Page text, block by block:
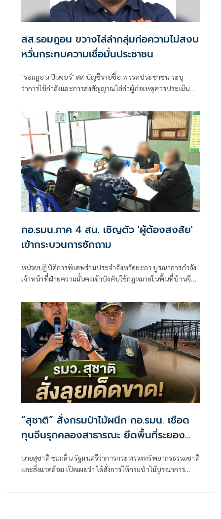
สส.รอมฎอน ขวางไล่ล่ากลุ่มก่อความไม่สงบ
หวั่นกระทบความเชื่อมั่นประชาชน
"รอมฎอน ปันจอร์" สส.บัญชีรายชื่อ พรรคประชาชน ระบุ
ว่าการใช้กำลังและการส่งสัญญาณไล่ล่าผู้ก่อเหตุควรประเมิน
กอ.รมน.ภาค 4 สน. เชิญตัว 'ผู้ต้องสงสัย'
เข้ากระบวนการซักถาม
หน่วยปฏิบัติการพิเศษร่วมประจำจังหวัดยะลา บูรณาการกำลัง
เจ้าหน้าที่ฝ่ายความมั่นคงเข้าบังคับใช้กฎหมายในพื้นที่บ้านจือ
“สุชาติ” สั่งกรมป่าไม้ผนึก กอ.รมน. เชือด
ทุนจีนรุกคลองสาธารณะ ยึดพื้นที่ระยอง
กว่า 4 ไร่ ฟันคดีถึงที่สุด
นายสุชาติ ชมกลิ่น รัฐมนตรีว่าการกระทรวงทรัพยากรธรรมชาติ
และสิ่งแวดล้อม เปิดเผยว่า ได้สั่งการให้กรมป่าไม้บูรณาการ